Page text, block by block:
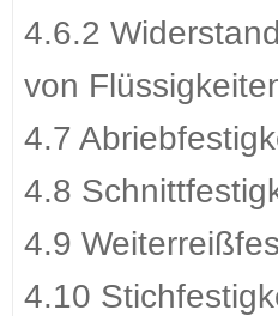
4.6.2
von
4.7
4.8
4.9
4.10